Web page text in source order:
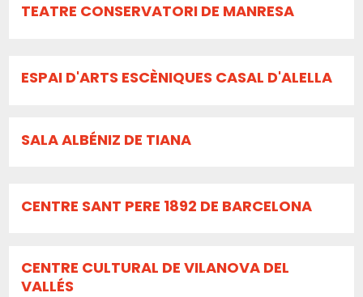
TEATRE CONSERVATORI DE MANRESA
ESPAI D'ARTS ESCÈNIQUES CASAL D'ALELLA
SALA ALBÉNIZ DE TIANA
CENTRE SANT PERE 1892 DE BARCELONA
CENTRE CULTURAL DE VILANOVA DEL
VALLÉS